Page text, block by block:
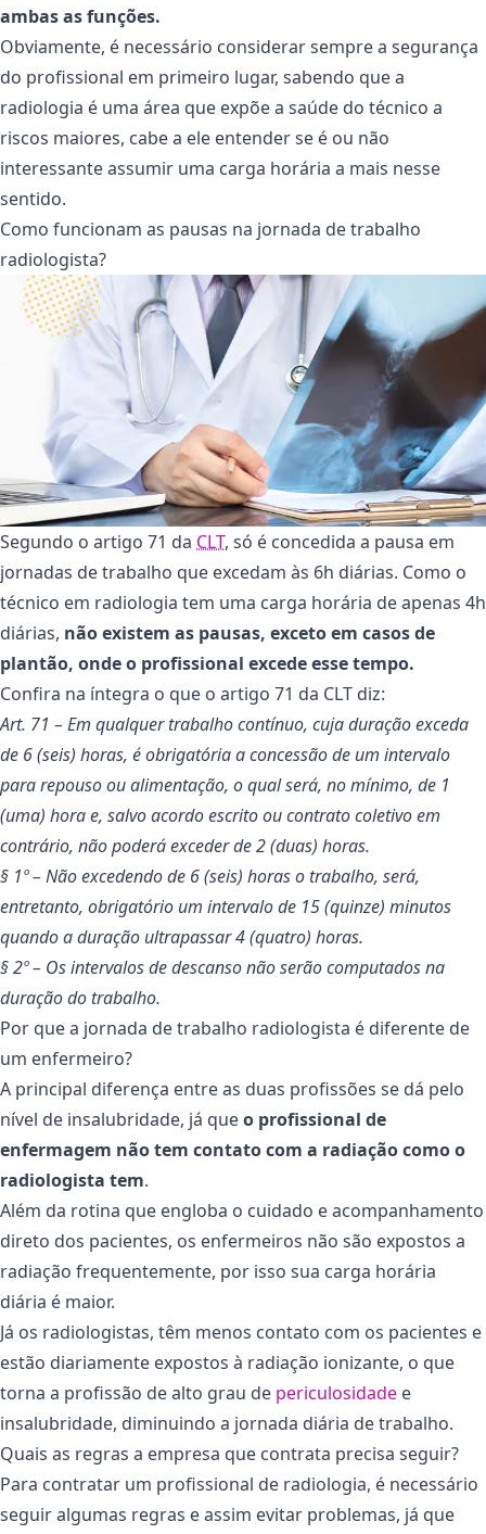
ambas as funções.
Obviamente, é necessário considerar sempre a segurança
do profissional em primeiro lugar, sabendo que a
radiologia é uma área que expõe a saúde do técnico a
riscos maiores, cabe a ele entender se é ou não
interessante assumir uma carga horária a mais nesse
sentido.
Como funcionam as pausas na jornada de trabalho
radiologista?
Segundo o artigo 71 da CLT, só é concedida a pausa em
jornadas de trabalho que excedam às 6h diárias. Como o
técnico em radiologia tem uma carga horária de apenas 4h
diárias, não existem as pausas, exceto em casos de
plantão, onde o profissional excede esse tempo.
Confira na íntegra o que o artigo 71 da CLT diz:
Art. 71 – Em qualquer trabalho contínuo, cuja duração exceda
de 6 (seis) horas, é obrigatória a concessão de um intervalo
para repouso ou alimentação, o qual será, no mínimo, de 1
(uma) hora e, salvo acordo escrito ou contrato coletivo em
contrário, não poderá exceder de 2 (duas) horas.
§ 1º – Não excedendo de 6 (seis) horas o trabalho, será,
entretanto, obrigatório um intervalo de 15 (quinze) minutos
quando a duração ultrapassar 4 (quatro) horas.
§ 2º – Os intervalos de descanso não serão computados na
duração do trabalho.
Por que a jornada de trabalho radiologista é diferente de
um enfermeiro?
A principal diferença entre as duas profissões se dá pelo
nível de insalubridade, já queo profissional de
enfermagem não tem contato com a radiação como o
radiologista tem.
Além da rotina que engloba o cuidado e acompanhamento
direto dos pacientes, os enfermeiros não são expostos a
radiação frequentemente, por isso sua carga horária
diária é maior.
Já os radiologistas, têm menos contato com os pacientes e
estão diariamente expostos à radiação ionizante, o que
torna a profissão de alto grau de periculosidade e
insalubridade, diminuindo a jornada diária de trabalho.
Quais as regras a empresa que contrata precisa seguir?
Para contratar um profissional de radiologia, é necessário
seguir algumas regras e assim evitar problemas, já que